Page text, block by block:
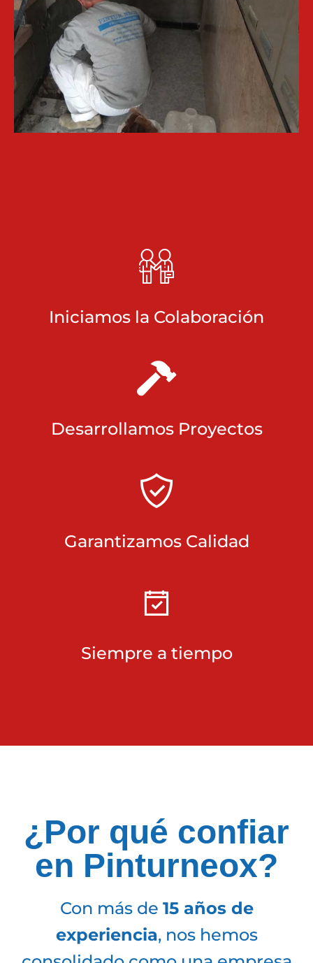
Iniciamos la Colaboración
Desarrollamos Proyectos
Garantizamos Calidad
Siempre a tiempo
¿Por qué confiar
en Pinturneox?
Con más de 15 años de
experiencia, nos hemos